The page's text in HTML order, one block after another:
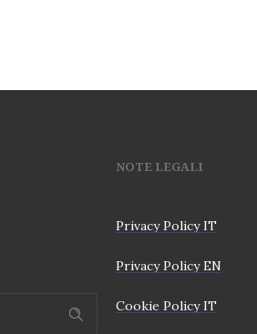
NOTE LEGALI
Privacy Policy IT
Privacy Policy EN
Cookie Policy IT